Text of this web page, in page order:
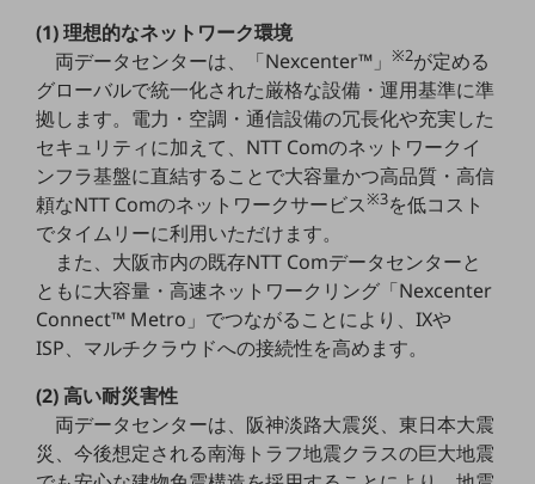
ビジネス向けスマートフォン
タフネススマートフォン
データ通信製品
ドコモケータイ
5G対応ホームルーター
通信モジュール製品
衛星携帯電話
IOT完了済みメーカーブランド製品
料金
料金TOP
ドコモBiz データ無制限 ドコモ MAX ドコモ mini ドコモBiz かけ放題
ケータイプラン
(1) 理想的なネットワーク環境
両データセンターは、「Nexcenter™」※2が定める
グローバルで統一化された厳格な設備・運用基準に準
拠します。電力・空調・通信設備の冗長化や充実した
セキュリティに加えて、NTT Comのネットワークイ
ンフラ基盤に直結することで大容量かつ高品質・高信
頼なNTT Comのネットワークサービス※3を低コスト
でタイムリーに利用いただけます。
また、大阪市内の既存NTT Comデータセンターと
ともに大容量・高速ネットワークリング「Nexcenter
Connect™ Metro」でつながることにより、IXや
ISP、マルチクラウドへの接続性を高めます。
(2) 高い耐災害性
両データセンターは、阪神淡路大震災、東日本大震
災、今後想定される南海トラフ地震クラスの巨大地震